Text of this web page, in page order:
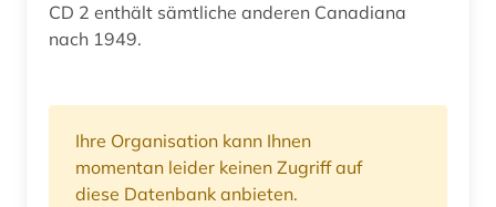
CD 2 enthält sämtliche anderen Canadiana
nach 1949.
Ihre Organisation kann Ihnen
momentan leider keinen Zugriff auf
diese Datenbank anbieten.